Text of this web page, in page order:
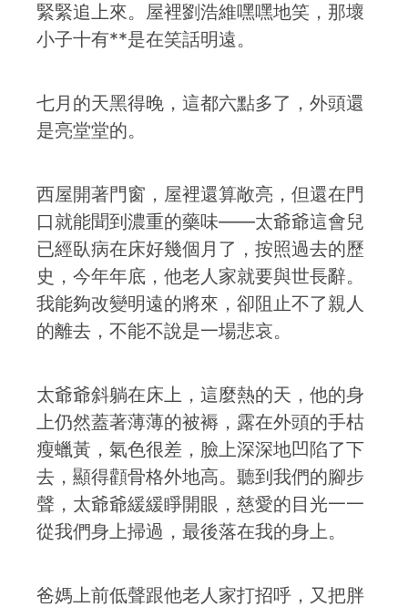
緊緊追上來。屋裡劉浩維嘿嘿地笑，那壞
小子十有**是在笑話明遠。
七月的天黑得晚，這都六點多了，外頭還
是亮堂堂的。
西屋開著門窗，屋裡還算敞亮，但還在門
口就能聞到濃重的藥味——太爺爺這會兒
已經臥病在床好幾個月了，按照過去的歷
史，今年年底，他老人家就要與世長辭。
我能夠改變明遠的將來，卻阻止不了親人
的離去，不能不說是一場悲哀。
太爺爺斜躺在床上，這麼熱的天，他的身
上仍然蓋著薄薄的被褥，露在外頭的手枯
瘦蠟黃，氣色很差，臉上深深地凹陷了下
去，顯得顴骨格外地高。聽到我們的腳步
聲，太爺爺緩緩睜開眼，慈愛的目光一一
從我們身上掃過，最後落在我的身上。
爸媽上前低聲跟他老人家打招呼，又把胖